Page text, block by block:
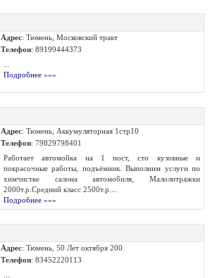
Адрес: Тюмень, Московский тракт
Телефон: 89199444373
Подробнее »»»
Адрес: Тюмень, Аккумуляторная 1стр10
Телефон: 79829798401
Работает автомойка на 1 пост, сто кузовные и
покрасочные работы, подъёмник. Выполним услуги по
химчистке салона автомобиля, Малолитражки
2000т.р.Средний класс 2500т.р....
Подробнее »»»
Адрес: Тюмень, 50 Лет октября 200
Телефон: 83452220113